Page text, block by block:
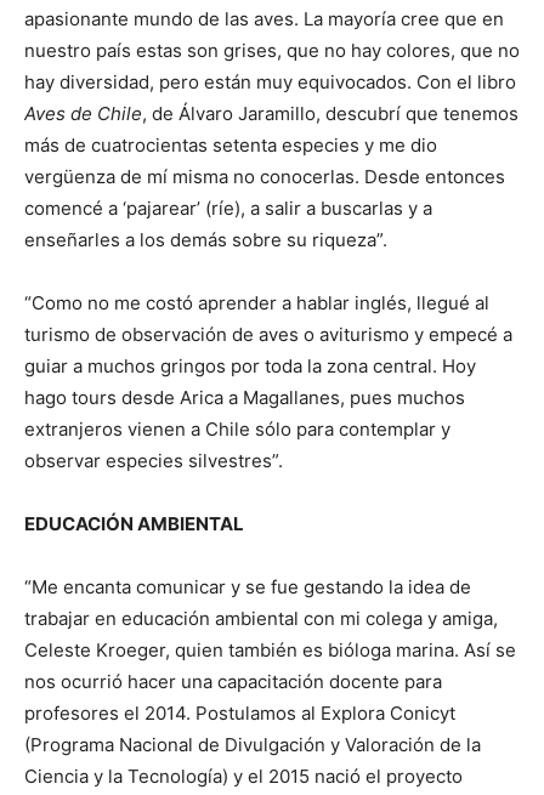
apasionante mundo de las aves. La mayoría cree que en
nuestro país estas son grises, que no hay colores, que no
hay diversidad, pero están muy equivocados. Con el libro
Aves de Chile, de Álvaro Jaramillo, descubrí que tenemos
más de cuatrocientas setenta especies y me dio
vergüenza de mí misma no conocerlas. Desde entonces
comencé a ‘pajarear’ (ríe), a salir a buscarlas y a
enseñarles a los demás sobre su riqueza”.
“Como no me costó aprender a hablar inglés, llegué al
turismo de observación de aves o aviturismo y empecé a
guiar a muchos gringos por toda la zona central. Hoy
hago tours desde Arica a Magallanes, pues muchos
extranjeros vienen a Chile sólo para contemplar y
observar especies silvestres”.
EDUCACIÓN AMBIENTAL
“Me encanta comunicar y se fue gestando la idea de
trabajar en educación ambiental con mi colega y amiga,
Celeste Kroeger, quien también es bióloga marina. Así se
nos ocurrió hacer una capacitación docente para
profesores el 2014. Postulamos al Explora Conicyt
(Programa Nacional de Divulgación y Valoración de la
Ciencia y la Tecnología) y el 2015 nació el proyecto